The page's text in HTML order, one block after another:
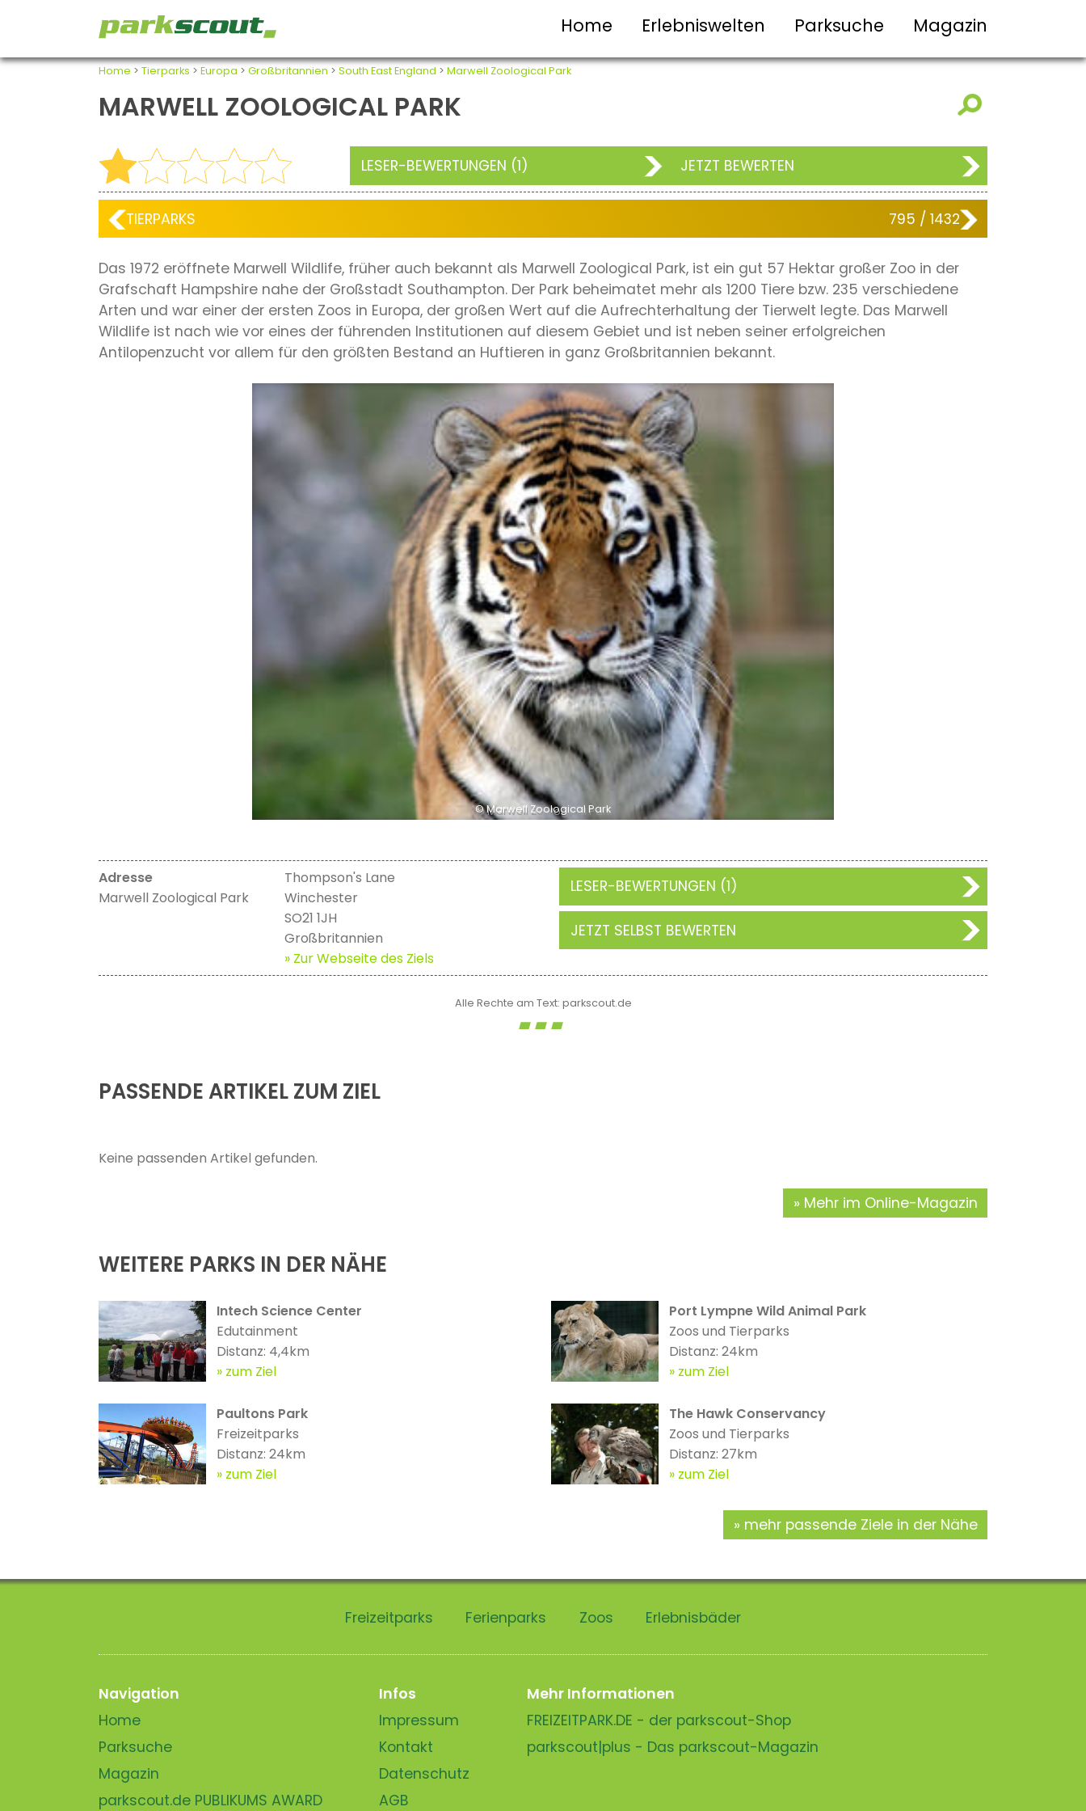
Home Erlebniswelten Parksuche Magazin
Home > Tierparks > Europa > Großbritannien > South East England > Marwell Zoological Park
MARWELL ZOOLOGICAL PARK
LESER-BEWERTUNGEN (1) JETZT BEWERTEN
TIERPARKS 795 / 1432
Das 1972 eröffnete Marwell Wildlife, früher auch bekannt als Marwell Zoological Park, ist ein gut 57 Hektar großer Zoo in der
Grafschaft Hampshire nahe der Großstadt Southampton. Der Park beheimatet mehr als 1200 Tiere bzw. 235 verschiedene
Arten und war einer der ersten Zoos in Europa, der großen Wert auf die Aufrechterhaltung der Tierwelt legte. Das Marwell
Wildlife ist nach wie vor eines der führenden Institutionen auf diesem Gebiet und ist neben seiner erfolgreichen
Antilopenzucht vor allem für den größten Bestand an Huftieren in ganz Großbritannien bekannt.
© Marwell Zoological Park
Adresse
Marwell Zoological Park
Thompson's Lane
Winchester
SO21 1JH
Großbritannien
» Zur Webseite des Ziels
LESER-BEWERTUNGEN (1)
JETZT SELBST BEWERTEN
Alle Rechte am Text: parkscout.de
PASSENDE ARTIKEL ZUM ZIEL
Keine passenden Artikel gefunden.
Mehr im Online-Magazin
WEITERE PARKS IN DER NÄHE
Intech Science Center
Edutainment
Distanz: 4,4km
zum Ziel
Port Lympne Wild Animal Park
Zoos und Tierparks
Distanz: 24km
zum Ziel
Paultons Park
Freizeitparks
Distanz: 24km
zum Ziel
The Hawk Conservancy
Zoos und Tierparks
Distanz: 27km
zum Ziel
mehr passende Ziele in der Nähe
Freizeitparks Ferienparks Zoos Erlebnisbäder
Navigation
Home
Parksuche
Magazin
parkscout.de PUBLIKUMS AWARD
Infos
Impressum
Kontakt
Datenschutz
AGB
Mehr Informationen
FREIZEITPARK.DE - der parkscout-Shop
parkscout|plus - Das parkscout-Magazin